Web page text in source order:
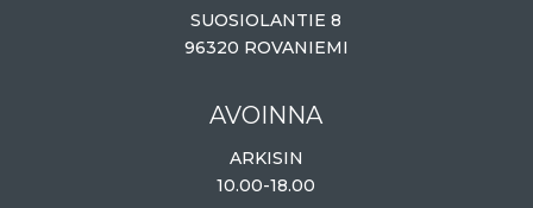
SUOSIOLANTIE 8
96320 ROVANIEMI
AVOINNA
ARKISIN
10.00-18.00